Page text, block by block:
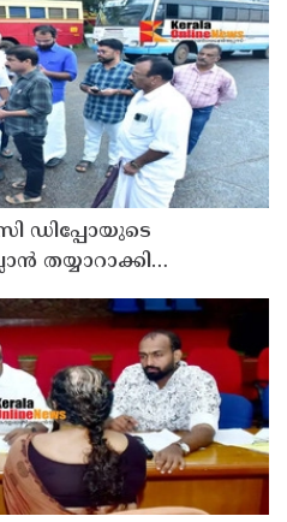
ഡിപ്പോയുടെ
തയ്യാറാക്കി